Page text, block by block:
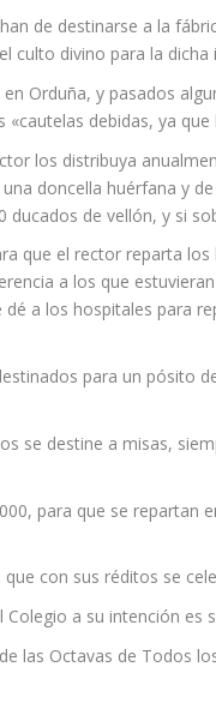
de destinarse a la
culto divino para la dicha
Orduña, y pasados
debidas, ya
los distribuya
doncella huérfana y
ducados de vellón, y si
que el rector reparta
a los que
a los hospitales para
para un pósito
se destine a misas,
para que se repartan
con sus réditos se
Colegio a su intención es
las Octavas de Todos